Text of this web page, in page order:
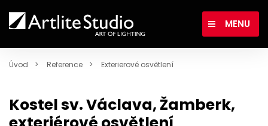
MENU
Úvod Reference Exterierové osvětlení
Kostel sv. Václava, Žamberk,